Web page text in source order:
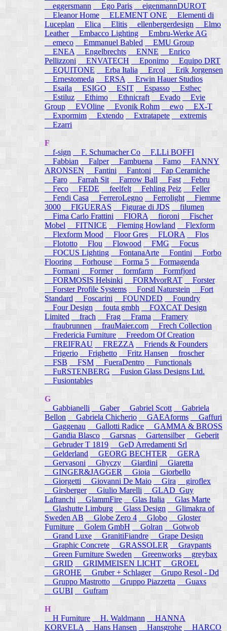
eggersmann
Ego Paris
eigenmannDUROT
Eleanor Home
ELEMENT ONE
Elementi di
Luceplan
Elica Elitis ellenbergerdesign
Elmo
Leather
Embacco Lighting
Embru-Werke AG
emeco
Emmanuel Babled
EMU Group
ENEA
Engelbrechts ENNE
Enrico
Pellizzoni ENVATECH Eponimo
Equipo DRT
EQUITONE
Erba Italia Ercol
Erik Jorgensen
Ernestomeda
ERSA
Erwin Hauer Studios
Esaila
ESIGO ESIT Espasso
Esthec
Estiluz
Ethimo Ethnicraft Evado
Evie
Group
EVOline Evonik Rohm ewo
EX-T
Expormim
Extendo Extratapete
extremis
Ezarri
F
f-sign
F. Schumacher Co
F.LLi BOFFI
Fabbian
Falper Fambuena Famo
FANNY
ARONSEN
Fantini Fantoni
Fap Ceramiche
Faro
Farrah Sit Farrow Ball Fast
Febru
Feco
FEDE feelfelt Fehling Peiz
Feller
Fendi Casa
FerreroLegno Ferrolight
Fiemme
3000
FIGUERAS Figurae di JDS
filumen
Fima Carlo Frattini
FIORA fioroni
Fischer
Mobel
FITNICE Fleming Howland
Flexform
Flexform Mood
Floor Gres FLORA
Flos
Flototto
Flou Flowood FMG
Focus
FOCUS Lighting
FontanaArte Fontini
Forbo
Flooring
Forhouse Forma 5
Formagenda
Formani
Former formfarm
Formfjord
FORMOSIS Helsinki
FORMvorRAT
Forster
Forster Profile Systems
Forstl Naturstein
Fort
Standard
Foscarini FOUNDED
Foundry
Four Design
fouta gmbh
FOXCAT Design
Limited
frach Frag Frama
Framery
fraubrunnen
frauMaier.com
Frech Collection
Fredericia Furniture
Freedom Of Creation
FREIFRAU
FREZZA
Friends & Founders
Frigerio
Frighetto Fritz Hansen
froscher
FSB
FSM FueraDentro
Functionals
FuRSTENBERG
Fusion Glass Designs Ltd.
Fusiontables
G
Gabbianelli
Gaber Gabriel Scott
Gabriela
Bellon
Gabriela Chicherio GAEAforms
Gaffuri
Gaggenau
Gallotti Radice
GAMMA & BROSS
Gandia Blasco
Garsnas Gartensilber
Geberit
Gebruder T 1819
GeD Arredamenti Srl
Gelderland
GEORG BECHTER
GERA
Gervasoni
Ghyczy Giardini
Giaretta
GINGER&JAGGER
Gioia
Giorbello
Giorgetti
Giovanni De Maio Gira
giroflex
Girsberger
Giulio Marelli
GLAD_Guy
Lafranchi
GlammFire Glas Italia
Glas Marte
Glashutte Limburg
Glass Design
Glimakra of
Sweden AB
Globe Zero 4 Globo
Gloster
Furniture
Golem GmbH Golran
Gotwob
Grand Luxe
GranitiFiandre
Grape Design
Graphic Concrete
GRASSOLER
Graypants
Green Furniture Sweden
Greenworks
greybax
GRID
GRIMMEISEN LICHT
GROEL
GROHE
Gruber + Schlager
Grupo Resol - Dd
Gruppo Mastrotto
Gruppo Piazzetta
Guaxs
GUBI
Gufram
H
H Furniture
H. Waldmann
HANNA
KORVELA
Hans Hansen Hansgrohe HARCO